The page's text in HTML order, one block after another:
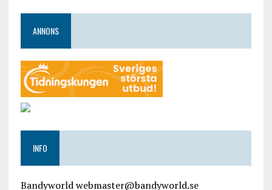
ANNONS
INFO
Bandyworld webmaster@bandyworld.se